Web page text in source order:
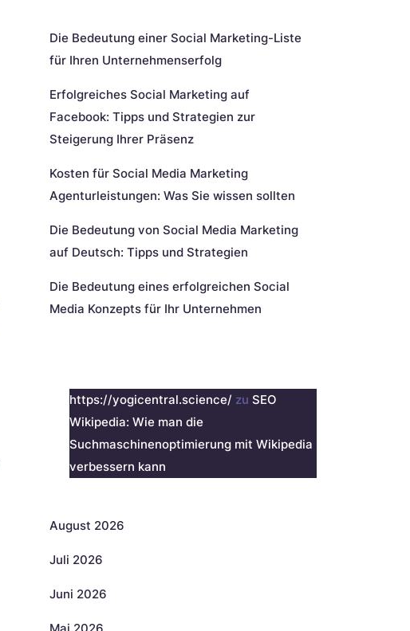
Die Bedeutung einer Social Marketing-Liste
für Ihren Unternehmenserfolg
Erfolgreiches Social Marketing auf
Facebook: Tipps und Strategien zur
Steigerung Ihrer Präsenz
Kosten für Social Media Marketing
Agenturleistungen: Was Sie wissen sollten
Die Bedeutung von Social Media Marketing
auf Deutsch: Tipps und Strategien
Die Bedeutung eines erfolgreichen Social
Media Konzepts für Ihr Unternehmen
https://yogicentral.science/ zu SEO
Wikipedia: Wie man die
Suchmaschinenoptimierung mit Wikipedia
verbessern kann
August 2026
Juli 2026
Juni 2026